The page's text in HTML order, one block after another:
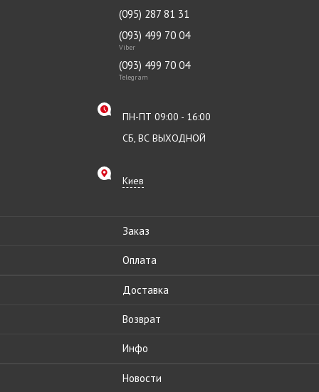
(095) 287 81 31
(093) 499 70 04
Viber
(093) 499 70 04
Telegram
ПН-ПТ 09:00 - 16:00
СБ, ВС ВЫХОДНОЙ
Киев
Заказ
Оплата
Доставка
Возврат
Инфо
Новости